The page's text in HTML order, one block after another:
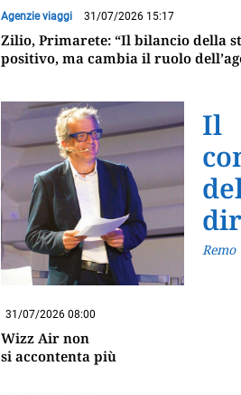
Agenzie viaggi 31/07/2026 15:17
Zilio, Primarete: “Il bilancio della
positivo, ma cambia il ruolo
Il
Remo
31/07/2026 08:00
Wizz Air non
si accontenta più